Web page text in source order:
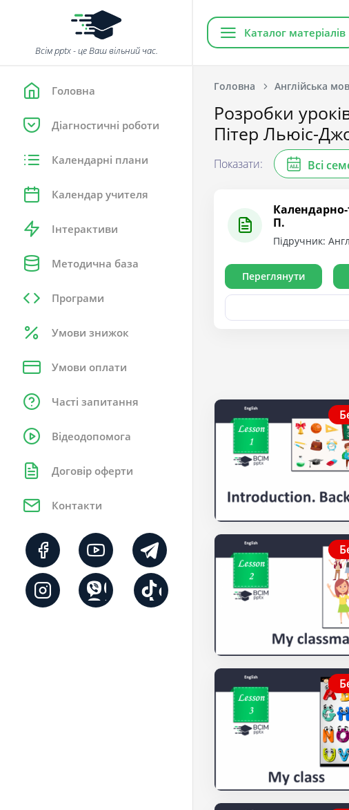
Всім pptx - це Ваш вільний час.
Головна
Діагностичні роботи
Календарні плани
Календар учителя
Інтерактиви
Методична база
Програми
Умови знижок
Умови оплати
Часті запитання
Відеодопомога
Договір оферти
Контакти
Каталог матеріалів
Головна Англійська
Розробки
Пітер Льюіс-
Показати: ALL Всі
П.
Підручник:
Переглянути